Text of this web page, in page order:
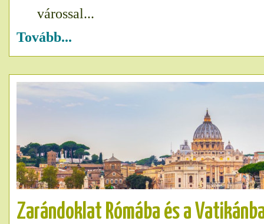
várossal...
Tovább...
Zarándoklat Rómába és a